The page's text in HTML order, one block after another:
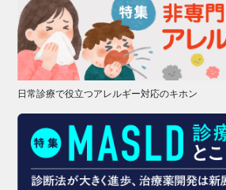
日常診療で役立つアレルギー対応のキホン